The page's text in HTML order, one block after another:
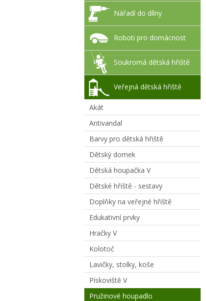
Nářadí do dílny
Roboti pro domácnost
Soukromá dětská hřiště
Veřejná dětská hřiště
Akát
Antivandal
Barvy pro dětská hřiště
Dětský domek
Dětská houpačka V
Dětské hřiště - sestavy
Doplňky na veřejné hřiště
Edukativní prvky
Hračky V
Kolotoč
Lavičky, stolky, koše
Pískoviště V
Pružinové houpadlo